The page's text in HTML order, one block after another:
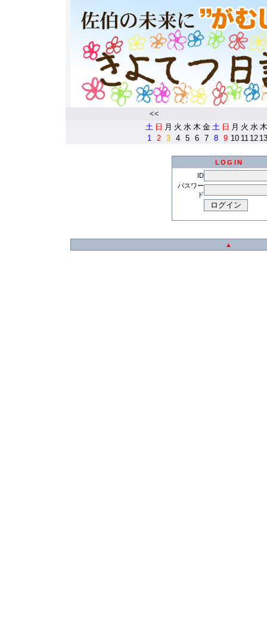
<<
土 日 月 火 水 木 金 土 日 月 火 水 木
1
2 3 4 5 6 7 8 9 10 11 12 13
LOGIN
ID
パスワー
ド
▲